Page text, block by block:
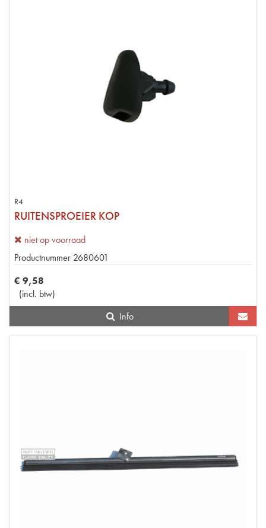
R4
RUITENSPROEIER KOP
niet op voorraad
Productnummer 2680601
€ 9,58
(incl. btw)
Info